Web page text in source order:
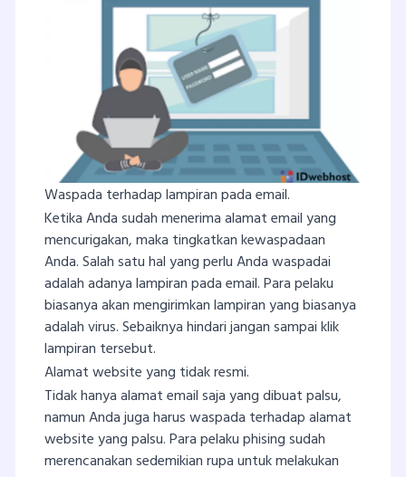
Waspada terhadap lampiran pada email.
Ketika Anda sudah menerima alamat email yang
mencurigakan, maka tingkatkan kewaspadaan
Anda. Salah satu hal yang perlu Anda waspadai
adalah adanya lampiran pada email. Para pelaku
biasanya akan mengirimkan lampiran yang biasanya
adalah virus. Sebaiknya hindari jangan sampai klik
lampiran tersebut.
Alamat website yang tidak resmi.
Tidak hanya alamat email saja yang dibuat palsu,
namun Anda juga harus waspada terhadap alamat
website yang palsu. Para pelaku phising sudah
merencanakan sedemikian rupa untuk melakukan